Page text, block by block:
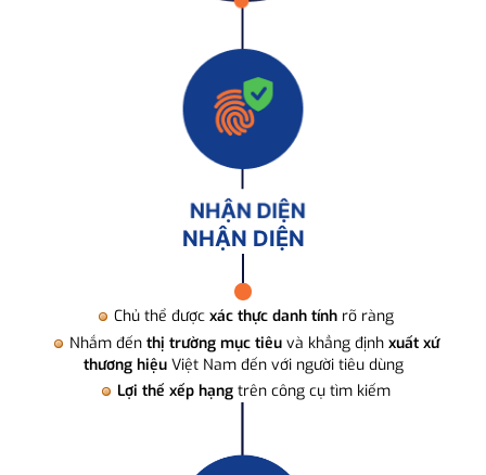
NHẬN DIỆN
Chủ thể được xác thực danh tính rõ ràng
Nhắm đến thị trường mục tiêuvà khẳng định xuất xứ
thương hiệuViệt Nam đến với người tiêu dùng
Lợi thế xếp hạng trên công cụ tìm kiếm